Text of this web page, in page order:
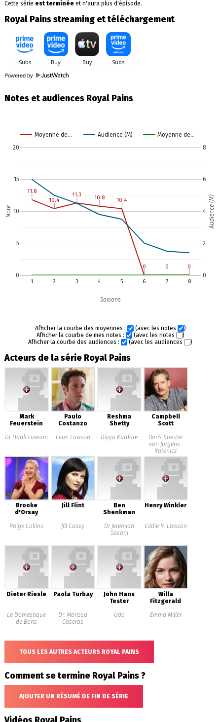
Cette série est terminéeet n'aura plus d'épisode.
Royal Pains streaming et téléchargement
Powered by
Notes et audiences Royal Pains
Moyenne de… Audience (M) Moyenne de…
1 2 3 4 5 6 7 8
0
5
10
15
20
0
2
4
6
8
11.8
11.8
10.4
10.4
11.3
11.3 10.8
10.8 10.4
10.4
0
0 0
0 0
0
Saisons
Note Audience (M)
Afficher la courbe des moyennes : (avec les notes
)
Afficher la courbe de mes notes :
(avec les notes
)
Afficher la courbe des audiences :
(avec les audiences )
Acteurs de la série Royal Pains
Mark
Feuerstein
Dr Hank Lawson
Paulo
Costanzo
Evan Lawson
Reshma
Shetty
Divya Katdare
Campbell
Scott
Boris Kuester
von Jurgens-
Ratenicz
Brooke
d'Orsay
Paige Collins
Jill Flint
Jill Casey
Ben
Shenkman
Dr Jeremiah
Sacani
Henry Winkler
Eddie R. Lawson
Dieter Riesle
Le Domestique
de Boris
Paola Turbay
Dr. Marissa
Caseras
John Hans
Tester
Udo
Willa
Fitzgerald
Emma Miller
TOUS LES AUTRES ACTEURS ROYAL PAINS
Comment se termine Royal Pains ?
AJOUTER UN RÉSUMÉ DE FIN DE SÉRIE